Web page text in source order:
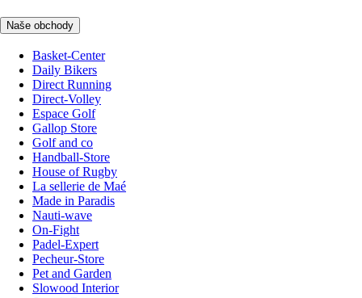
Naše obchody
Basket-Center
Daily Bikers
Direct Running
Direct-Volley
Espace Golf
Gallop Store
Golf and co
Handball-Store
House of Rugby
La sellerie de Maé
Made in Paradis
Nauti-wave
On-Fight
Padel-Expert
Pecheur-Store
Pet and Garden
Slowood Interior